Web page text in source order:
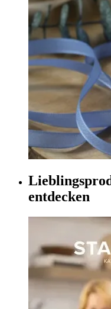
entdecken